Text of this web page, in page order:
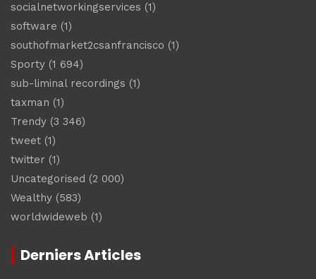
socialnetworkingservices (1)
software (1)
southofmarket2csanfrancisco (1)
Sporty (1 694)
sub-liminal recordings (1)
taxman (1)
Trendy (3 346)
tweet (1)
twitter (1)
Uncategorised (2 000)
Wealthy (583)
worldwideweb (1)
Derniers Articles